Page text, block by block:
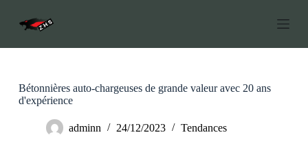
s
u
Bétonnières auto-chargeuses de grande valeur avec 20 ans
d'expérience
adminn 24/12/2023 Tendances